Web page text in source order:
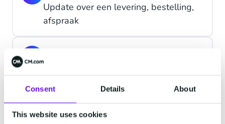
Consent Details About
This website uses cookies
Update over een levering, bestelling,
afspraak
lever support
Alerts